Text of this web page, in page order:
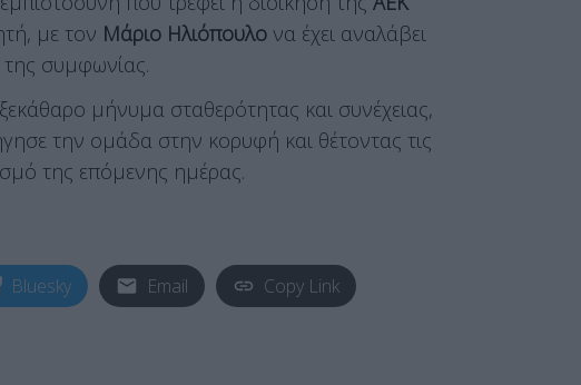
με τον Μάριο Ηλιόπουλο να έχει αναλάβει
της συμφωνίας.
μήνυμα σταθερότητας και συνέχειας,
την ομάδα στην κορυφή και θέτοντας τις
της επόμενης ημέρας.
Bluesky Email Copy Link